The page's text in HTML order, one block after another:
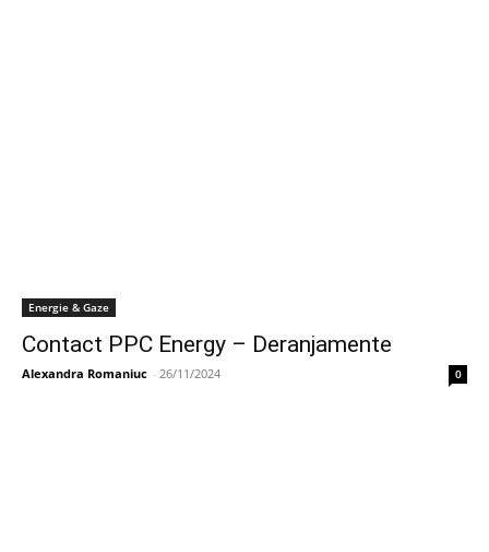
Energie & Gaze
Contact PPC Energy – Deranjamente
Alexandra Romaniuc - 26/11/2024 0